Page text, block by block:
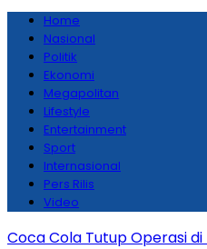
Home
Nasional
Politik
Ekonomi
Megapolitan
Lifestyle
Entertainment
Sport
Internasional
Pers Rilis
Video
Coca Cola Tutup Operasi